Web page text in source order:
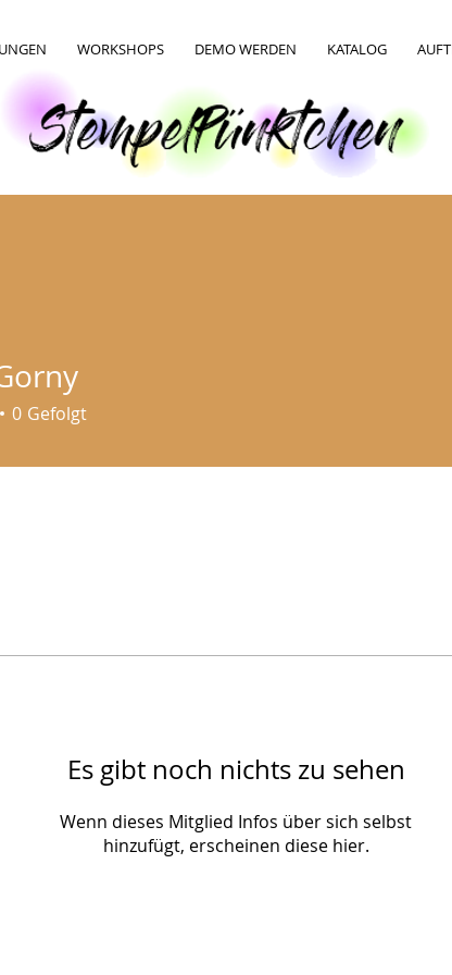
WORKSHOPS DEMO WERDEN KATALOG
Es gibt noch nichts zu sehen
Wenn dieses Mitglied Infos über sich selbst
hinzufügt, erscheinen diese hier.
0 Gefolgt